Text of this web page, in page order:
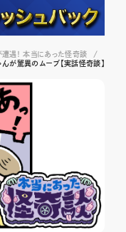
遇！ 本当にあった怪奇談
んが驚異のムーブ【実話怪奇談】